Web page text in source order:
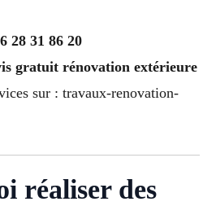
28 31 86 20
gratuit rénovation extérieure
sur : travaux-renovation-
réaliser des